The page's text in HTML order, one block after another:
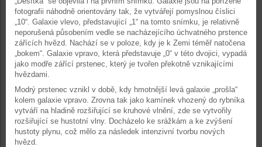
fotografii náhodně orientovány tak, že vytvářejí pomyslnou číslici
„10“. Galaxie vlevo, představující „1“ na tomto snímku, je relativně
neporušená působením vedle se nacházejícího úchvatného prstence
zářících hvězd. Nachází se v poloze, kdy je k Zemi téměř natočena
„bokem“. Galaxie vpravo, která představuje „0“ v této dvojici, vypadá
jako modře zářící prstenec, který je tvořen překotně vznikajícími
hvězdami.
Modrý prstenec vznikl v době, kdy hmotnější levá galaxie „prošla“
kolem galaxie vpravo. Zrovna tak jako kamínek vhozený do rybníka
vytváří na hladině rozšiřující se kruhové vlnění, zde se vytvořily
rozšiřující se hustotní vlny. Docházelo ke srážkám a ke zvýšení
hustoty plynu, což mělo za následek intenzivní tvorbu nových
hvězd.